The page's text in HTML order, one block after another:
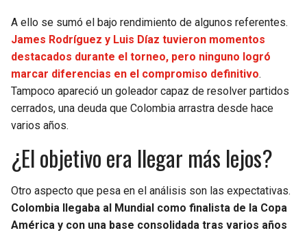
A ello se sumó el bajo rendimiento de algunos referentes.
James Rodríguez y Luis Díaz tuvieron momentos
destacados durante el torneo, pero ninguno logró
marcar diferencias en el compromiso definitivo.
Tampoco apareció un goleador capaz de resolver partidos
cerrados, una deuda que Colombia arrastra desde hace
varios años.
¿El objetivo era llegar más lejos?
Otro aspecto que pesa en el análisis son las expectativas.
Colombia llegaba al Mundial como finalista de la Copa
América y con una base consolidada tras varios años